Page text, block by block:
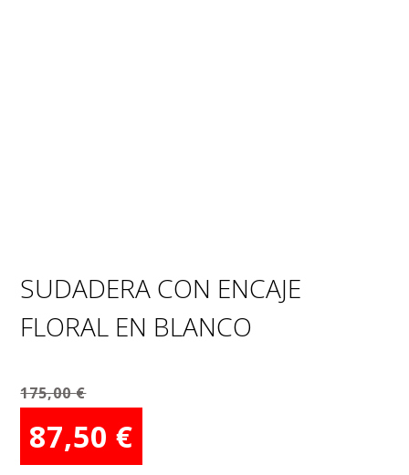
SUDADERA CON ENCAJE
FLORAL EN BLANCO
175,00€
El
precio
87,50€